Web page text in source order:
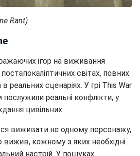
Rant)
ігор на виживання
світах, повних
в реальних сценаріях. У грі This War
реальні конфлікти, у
цивільних.
виживати не одному персонажу,
вижив, кожному з яких необхідні
настрій. У пошуках